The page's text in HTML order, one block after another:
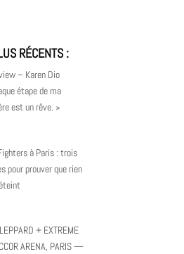
RÉCENTS :
– Karen Dio
étape de ma
est un rêve. »
à Paris : trois
pour prouver que rien
+ EXTREME
ARENA, PARIS —